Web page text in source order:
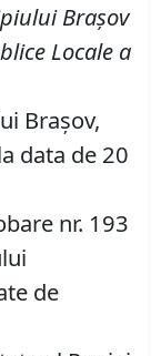
Braşov
Locale a
Brașov,
data de 20
nr. 193
de